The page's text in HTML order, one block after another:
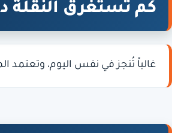
كم تستغرق النقلة
غالباً تُنجز في نفس اليوم، وتعتمد